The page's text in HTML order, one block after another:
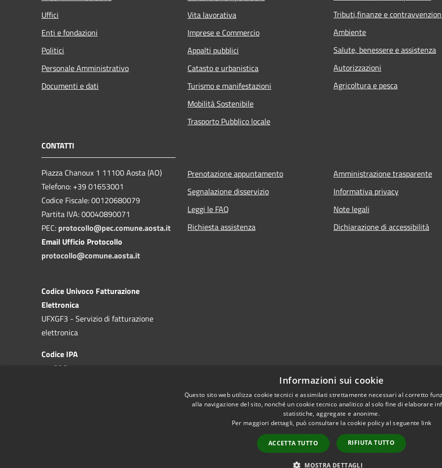
Uffici
Enti e fondazioni
Politici
Personale Amministrativo
Documenti e dati
Vita lavorativa
Imprese e Commercio
Appalti pubblici
Catasto e urbanistica
Turismo e manifestazioni
Mobilità Sostenibile
Trasporto Pubblico locale
Tributi,finanze e
Ambiente
Salute, benessere e assistenza
Autorizzazioni
Agricoltura e pesca
CONTATTI
Piazza Chanoux 1 11100 Aosta (AO)
Telefono: +39 01653001
Codice Fiscale: 00120680079
Partita IVA: 00040890071
PEC: protocollo@pec.comune.aosta.it
Email Ufficio Protocollo
protocollo@comune.aosta.it
Codice Univoco Fatturazione
Elettronica
UFXGF3 - Servizio di fatturazione
elettronica
Codice IPA
c_a326
Prenotazione appuntamento
Segnalazione disservizio
Leggi le FAQ
Richiesta assistenza
Amministrazione trasparente
Informativa privacy
Note legali
Dichiarazione di accessibilità
Copyright © 2026 •
Informazioni sui cookie
Questo sito web utilizza cookie tecnici e assimilati strettamente necessari al corretto
alla navigazione del sito, nonché un cookie tecnico analitico al solo fine di elaborare
statistiche, aggregate e anonime.
Per maggiori dettagli, può consultare la cookie policy al seguente link
ACCETTA TUTTO RIFIUTA TUTTO
MOSTRA DETTAGLI